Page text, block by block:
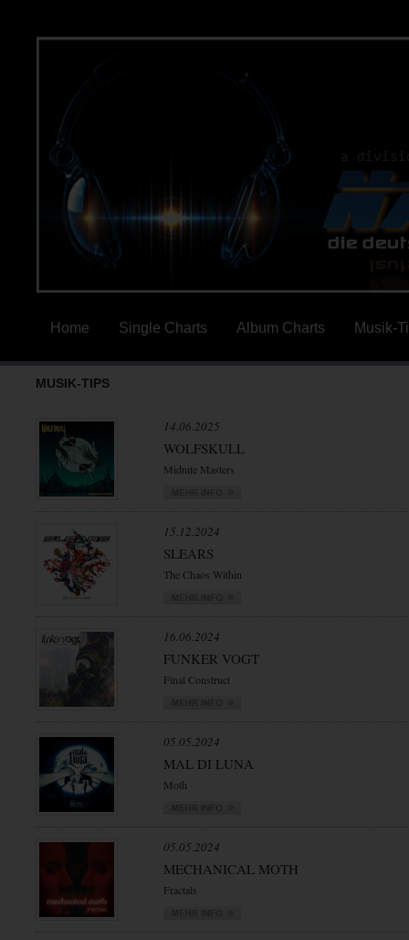
Home Single Charts Album Charts Musik-
MUSIK-TIPS
14.06.2025
WOLFSKULL
Midnite Masters
15.12.2024
SLEARS
The Chaos Within
16.06.2024
FUNKER VOGT
Final Construct
05.05.2024
MAL DI LUNA
Moth
05.05.2024
MECHANICAL MOTH
Fractals